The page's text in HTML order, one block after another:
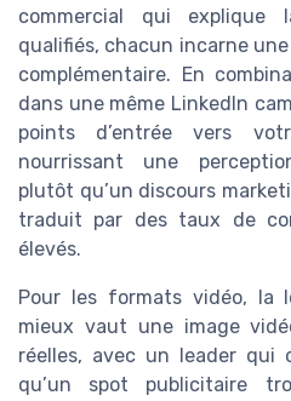
commercial qui explique
qualifiés, chacun incarne
complémentaire. En
dans une même LinkedIn
points d’entrée vers
nourrissant une
plutôt qu’un discours
traduit par des taux de
élevés.
Pour les formats vidéo, la
mieux vaut une image
réelles, avec un leader qui
qu’un spot publicitaire